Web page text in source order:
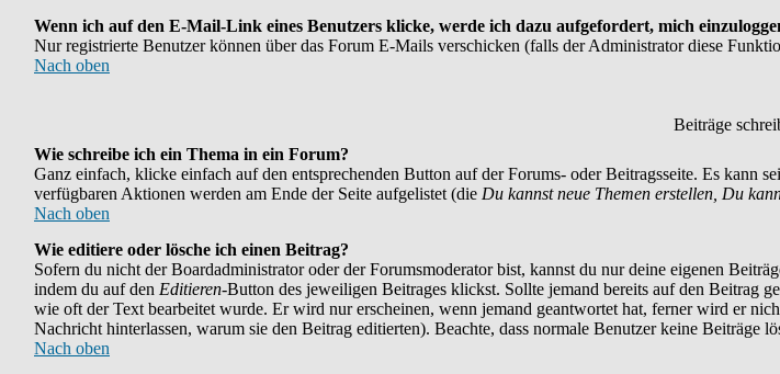
Wenn ich auf den E-Mail-Link eines Benutzers klicke, werde ich dazu aufgefordert, mich
Nur registrierte Benutzer können über das Forum E-Mails verschicken (falls der Administrator diese
Nach oben
Beiträge
Wie schreibe ich ein Thema in ein Forum?
Ganz einfach, klicke einfach auf den entsprechenden Button auf der Forums- oder Beitragsseite. Es kann
verfügbaren Aktionen werden am Ende der Seite aufgelistet (die Du kannst neue Themen erstellen, Du
Nach oben
Wie editiere oder lösche ich einen Beitrag?
Sofern du nicht der Boardadministrator oder der Forumsmoderator bist, kannst du nur deine eigenen
indem du auf den Editieren-Button des jeweiligen Beitrages klickst. Sollte jemand bereits auf den Beitrag
wie oft der Text bearbeitet wurde. Er wird nur erscheinen, wenn jemand geantwortet hat, ferner wird er
Nachricht hinterlassen, warum sie den Beitrag editierten). Beachte, dass normale Benutzer keine Beiträge
Nach oben